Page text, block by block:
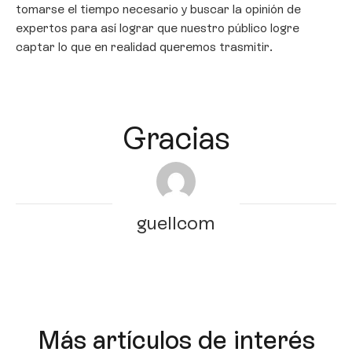
tomarse el tiempo necesario y buscar la opinión de
expertos para así lograr que nuestro público logre
captar lo que en realidad queremos trasmitir.
Gracias
guellcom
Más artículos de interés